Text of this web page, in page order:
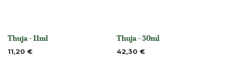
None
Thuja - 11ml
11,20 € None
Thuja - 50ml
42,30 €